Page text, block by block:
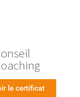
le certificat